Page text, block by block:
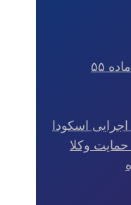
۵۵
اسکودا
حمایت وکلا